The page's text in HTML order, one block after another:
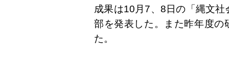
成果は10月7、8日の「縄文
部を発表した。また昨年度
た。